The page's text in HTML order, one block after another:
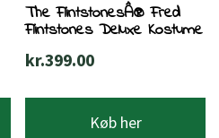
The FlintstonesÂ® Fred
Flintstones Deluxe Kostume
kr.399.00
Køb her